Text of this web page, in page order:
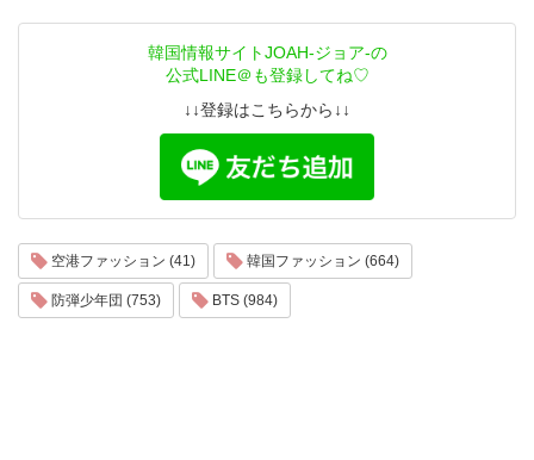
韓国情報サイトJOAH-ジョア-の
公式LINE＠も登録してね♡
↓↓登録はこちらから↓↓
空港ファッション (41) 韓国ファッション (664)
防弾少年団 (753) BTS (984)